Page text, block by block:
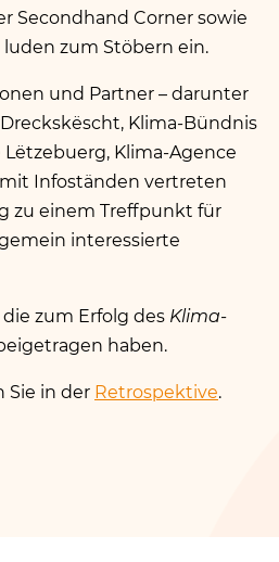
Secondhand Corner sowie
zum Stöbern ein.
und Partner – darunter
Klima-Bündnis
Klima-Agence
Infoständen vertreten
zu einem Treffpunkt für
interessierte
zum Erfolg des Klima-
haben.
Sie in der Retrospektive.